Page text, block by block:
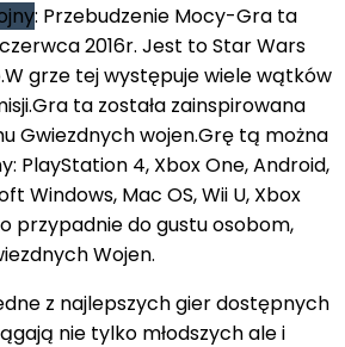
: Przebudzenie Mocy-Gra ta
2016r. Jest to Star Wars
grze tej występuje wiele wątków
ta została zainspirowana
Gwiezdnych wojen.Grę tą można
PlayStation 4, Xbox One, Android,
Windows, Mac OS, Wii U, Xbox
przypadnie do gustu osobom,
Wojen.
z najlepszych gier dostępnych
nie tylko młodszych ale i